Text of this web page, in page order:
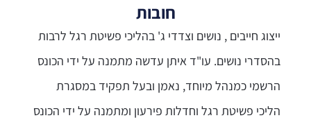
חובות
ייצוג חייבים , נושים וצדדי ג' בהליכי פשיטת רגל לרבות
בהסדרי נושים. עו"ד איתן עדשה מתמנה על ידי הכונס
הרשמי כמנהל מיוחד, נאמן ובעל תפקיד במסגרת
הליכי פשיטת רגל וחדלות פירעון ומתמנה על ידי הכונס